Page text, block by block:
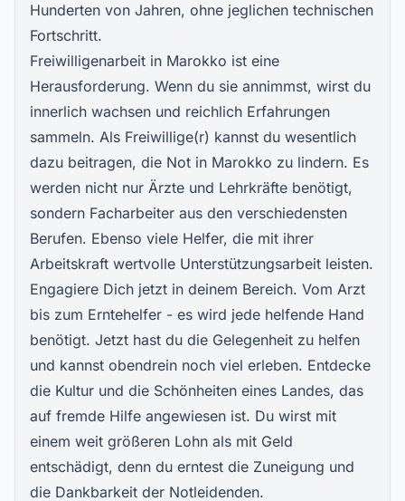
Hunderten von Jahren, ohne jeglichen technischen
Fortschritt.
Freiwilligenarbeit in Marokko ist eine
Herausforderung. Wenn du sie annimmst, wirst du
innerlich wachsen und reichlich Erfahrungen
sammeln. Als Freiwillige(r) kannst du wesentlich
dazu beitragen, die Not in Marokko zu lindern. Es
werden nicht nur Ärzte und Lehrkräfte benötigt,
sondern Facharbeiter aus den verschiedensten
Berufen. Ebenso viele Helfer, die mit ihrer
Arbeitskraft wertvolle Unterstützungsarbeit leisten.
Engagiere Dich jetzt in deinem Bereich. Vom Arzt
bis zum Erntehelfer - es wird jede helfende Hand
benötigt. Jetzt hast du die Gelegenheit zu helfen
und kannst obendrein noch viel erleben. Entdecke
die Kultur und die Schönheiten eines Landes, das
auf fremde Hilfe angewiesen ist. Du wirst mit
einem weit größeren Lohn als mit Geld
entschädigt, denn du erntest die Zuneigung und
die Dankbarkeit der Notleidenden.